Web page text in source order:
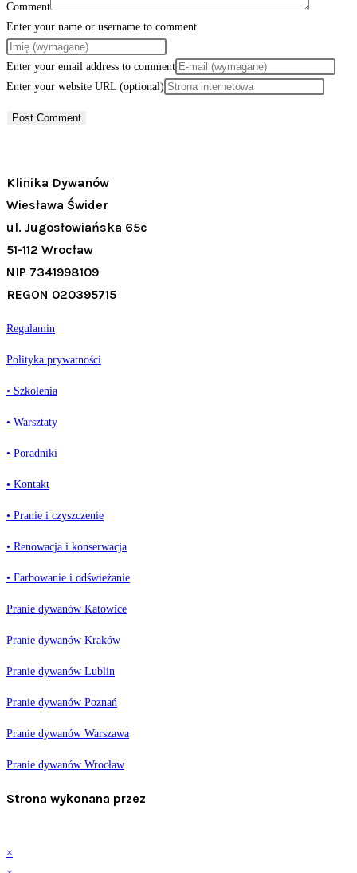
Comment
Enter your name or username to comment
Enter your email address to comment
Enter your website URL (optional)
Klinika Dywanów
Wiesława Świder
ul. Jugosłowiańska 65c
51-112 Wrocław
NIP 7341998109
REGON 020395715
Regulamin
Polityka prywatności
• Szkolenia
• Warsztaty
• Poradniki
• Kontakt
• Pranie i czyszczenie
• Renowacja i konserwacja
• Farbowanie i odświeżanie
Pranie dywanów Katowice
Pranie dywanów Kraków
Pranie dywanów Lublin
Pranie dywanów Poznań
Pranie dywanów Warszawa
Pranie dywanów Wrocław
Strona wykonana przez
×